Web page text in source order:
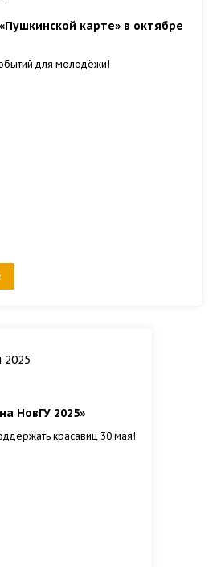
карте» в октябре
для молодёжи!
2025
НовГУ 2025»
красавиц 30 мая!